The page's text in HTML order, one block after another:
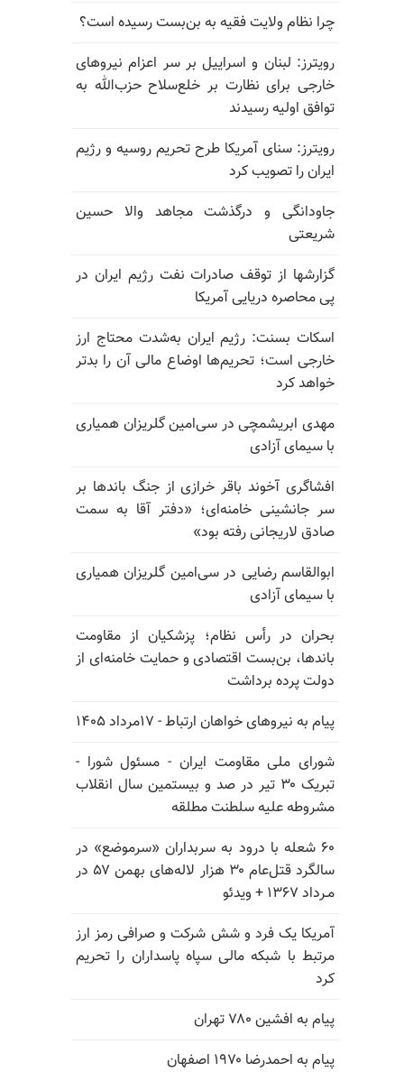
چرا نظام ولایت فقیه به بن‌بست رسیده است؟
رویترز: لبنان و اسراییل بر سر اعزام نیروهای
خارجی برای نظارت بر خلع‌سلاح حزب‌الله به
توافق اولیه رسیدند
رویترز: سنای آمریکا طرح تحریم روسیه و رژیم
ایران را تصویب کرد
جاودانگی و درگذشت مجاهد والا حسین
شریعتی
گزارشها از توقف صادرات نفت رژیم ایران در
پی محاصره دریایی آمریکا
اسکات بسنت: رژیم ایران به‌شدت محتاج ارز
خارجی است؛ تحریم‌ها اوضاع مالی آن را بدتر
خواهد کرد
مهدی ابریشمچی در سی‌امین گلریزان همیاری
با سیمای آزادی
افشاگری آخوند باقر خرازی از جنگ باندها بر
سر جانشینی خامنه‌ای؛ «دفتر آقا به سمت
صادق لاریجانی رفته بود»
ابوالقاسم رضایی در سی‌امین گلریزان همیاری
با سیمای آزادی
بحران در رأس نظام؛ پزشکیان از مقاومت
باندها، بن‌بست اقتصادی و حمایت خامنه‌ای از
دولت پرده برداشت
پیام به نیروهای خواهان ارتباط - ۱۷مرداد ۱۴۰۵
شورای ملی مقاومت ایران - مسئول شورا -
تبریک ۳۰ تیر در صد و بیستمین سال انقلاب
مشروطه علیه سلطنت مطلقه
۶۰ شعله با درود به سربداران «سرموضع» در
سالگرد قتل‌عام ۳۰ هزار لاله‌های بهمن ۵۷ در
مـرداد ۱۳۶۷ + ویدئو
آمریکا یک فرد و شش شرکت و صرافی رمز ارز
مرتبط با شبکه مالی سپاه پاسداران را تحریم
کرد
پیام به افشین ۷۸۰ تهران
پیام به احمدرضا ۱۹۷۰ اصفهان